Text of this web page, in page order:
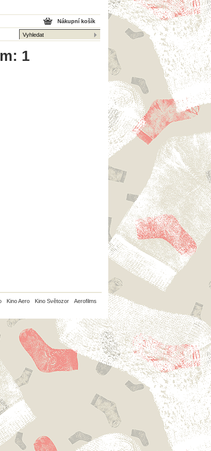
Nákupní košík
1
Kino Aero Kino Světozor Aerofilms